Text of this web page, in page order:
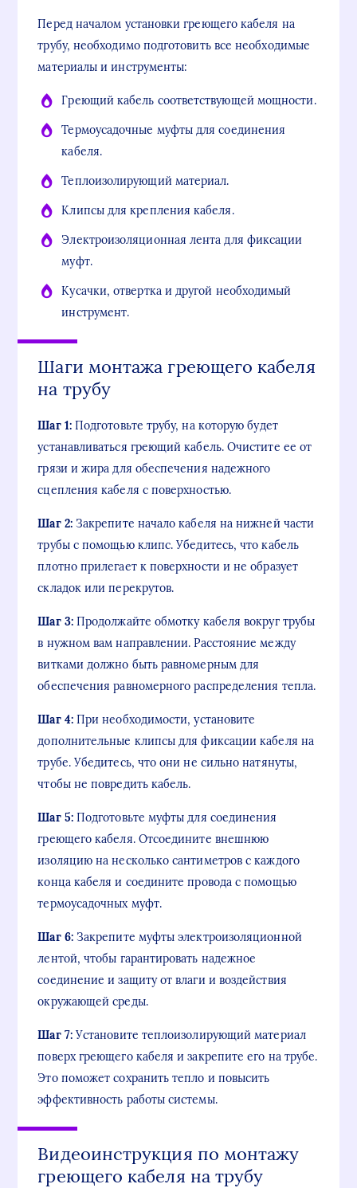
Перед началом установки греющего кабеля на
трубу, необходимо подготовить все необходимые
материалы и инструменты:
Греющий кабель соответствующей мощности.
Термоусадочные муфты для соединения
кабеля.
Теплоизолирующий материал.
Клипсы для крепления кабеля.
Электроизоляционная лента для фиксации
муфт.
Кусачки, отвертка и другой необходимый
инструмент.
Шаги монтажа греющего кабеля
на трубу
Шаг 1:Подготовьте трубу, на которую будет
устанавливаться греющий кабель. Очистите ее от
грязи и жира для обеспечения надежного
сцепления кабеля с поверхностью.
Шаг 2:Закрепите начало кабеля на нижней части
трубы с помощью клипс. Убедитесь, что кабель
плотно прилегает к поверхности и не образует
складок или перекрутов.
Шаг 3:Продолжайте обмотку кабеля вокруг трубы
в нужном вам направлении. Расстояние между
витками должно быть равномерным для
обеспечения равномерного распределения тепла.
Шаг 4:При необходимости, установите
дополнительные клипсы для фиксации кабеля на
трубе. Убедитесь, что они не сильно натянуты,
чтобы не повредить кабель.
Шаг 5:Подготовьте муфты для соединения
греющего кабеля. Отсоедините внешнюю
изоляцию на несколько сантиметров с каждого
конца кабеля и соедините провода с помощью
термоусадочных муфт.
Шаг 6:Закрепите муфты электроизоляционной
лентой, чтобы гарантировать надежное
соединение и защиту от влаги и воздействия
окружающей среды.
Шаг 7:Установите теплоизолирующий материал
поверх греющего кабеля и закрепите его на трубе.
Это поможет сохранить тепло и повысить
эффективность работы системы.
Видеоинструкция по монтажу
греющего кабеля на трубу